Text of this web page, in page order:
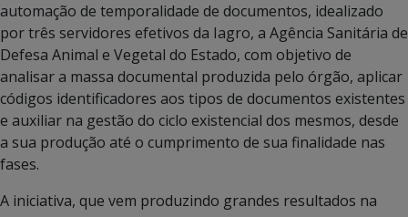
automação de temporalidade de documentos, idealizado
por três servidores efetivos da Iagro, a Agência Sanitária de
Defesa Animal e Vegetal do Estado, com objetivo de
analisar a massa documental produzida pelo órgão, aplicar
códigos identificadores aos tipos de documentos existentes
e auxiliar na gestão do ciclo existencial dos mesmos, desde
a sua produção até o cumprimento de sua finalidade nas
fases.
A iniciativa, que vem produzindo grandes resultados na